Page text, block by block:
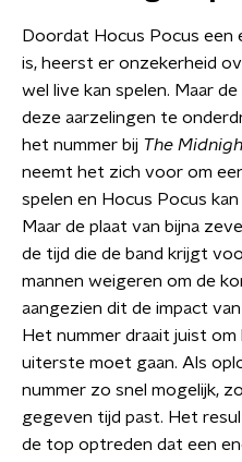
Doordat Hocus Pocus een
is, heerst er onzekerheid
wel live kan spelen. Maar
deze aarzelingen te
het nummer bij The
neemt het zich voor om
spelen en Hocus Pocus
Maar de plaat van bijna
de tijd die de band krijgt
mannen weigeren om de
aangezien dit de impact
Het nummer draait juist
uiterste moet gaan. Als
nummer zo snel mogelijk,
gegeven tijd past. Het
de top optreden dat een